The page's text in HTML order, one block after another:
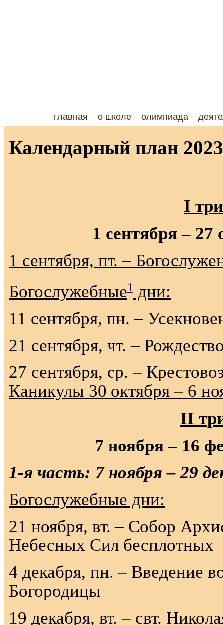
главная о школе олимпиада
Календарный план
I
1 сентября – 27
1 сентября, пт. –
Богослужебные1 дни:
11 сентября, пн. –
21 сентября, чт. –
27 сентября, ср. –
Каникулы 30 октября – 6
II
7 ноября – 16
1-я часть: 7 ноября – 29
Богослужебные дни:
21 ноября, вт. – Собор
Небесных Сил бесплотных
4 декабря, пн. – Введение
Богородицы
19 декабря, вт. – свт.